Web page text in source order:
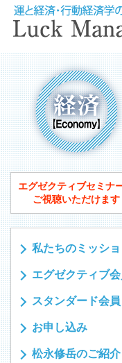
エグゼクティブセミナ
ご視聴いただけます
私たちのミッシ
エグゼクティブ
スタンダード会員
お申し込み
松永修岳のご紹介